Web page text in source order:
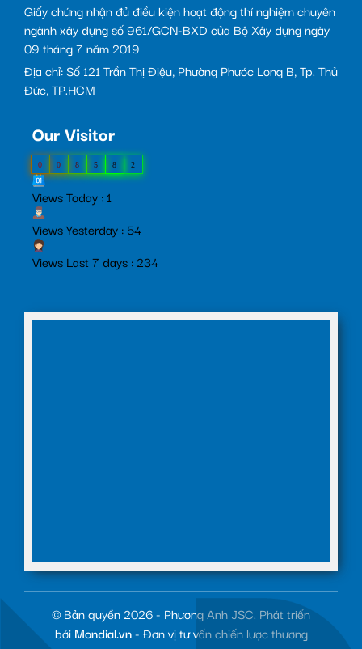
Giấy chứng nhận đủ điều kiện hoạt động thí nghiệm chuyên
ngành xây dựng số 961/GCN-BXD của Bộ Xây dựng ngày
09 tháng 7 năm 2019
Địa chỉ: Số 121 Trần Thị Điệu, Phường Phước Long B, Tp. Thủ
Đức, TP.HCM
Our Visitor
0 0 8 5 8 2
Views Today : 1
Views Yesterday : 54
Views Last 7 days : 234
© Bản quyền 2026 - Phương Anh JSC. Phát triển
bởi Mondial.vn- Đơn vị tư vấn chiến lược thương